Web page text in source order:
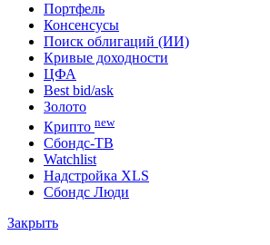
Портфель
Консенсусы
Поиск облигаций (ИИ)
Кривые доходности
ЦФА
Best bid/ask
Золото
Крипто new
Сбондс-ТВ
Watchlist
Надстройка XLS
Сбондс Люди
Закрыть